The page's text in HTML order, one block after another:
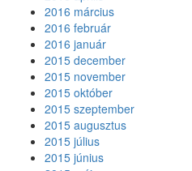
2016 március
2016 február
2016 január
2015 december
2015 november
2015 október
2015 szeptember
2015 augusztus
2015 július
2015 június